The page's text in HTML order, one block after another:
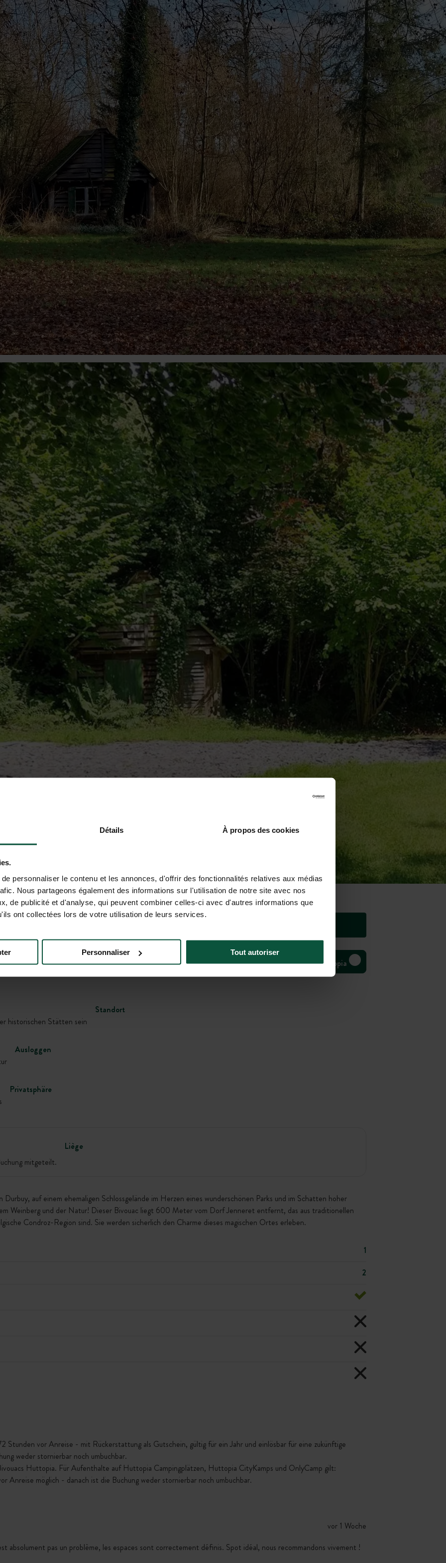
Détails À propos des cookies
personnaliser le contenu et les annonces, d'offrir des fonctionnalités relatives aux médias
Nous partageons également des informations sur l'utilisation de notre site avec nos
de publicité et d'analyse, qui peuvent combiner celles-ci avec d'autres informations que
ont collectées lors de votre utilisation de leurs services.
Personnaliser Tout autoriser
Bivouac Huttopia
Standort
historischen Stätten sein
Ausloggen
Privatsphäre
Liège
mitgeteilt.
auf einem ehemaligen Schlossgelände im Herzen eines wunderschönen Parks und im Schatten hoher
Weinberg und der Natur! Dieser Bivouac liegt 600 Meter vom Dorf Jenneret entfernt, das aus traditionellen
Condroz-Region sind. Sie werden sicherlich den Charme dieses magischen Ortes erleben.
1
2
Stunden vor Anreise - mit Rückerstattung als Gutschein, gültig für ein Jahr und einlösbar für eine zukünftige
weder stornierbar noch umbuchbar.
Huttopia. Für Aufenthalte auf Huttopia Campingplätzen, Huttopia CityKamps und OnlyCamp gilt:
Anreise möglich - danach ist die Buchung weder stornierbar noch umbuchbar.
vor 1 Woche
absolument pas un problème, les espaces sont correctement définis. Spot idéal, nous recommandons vivement !